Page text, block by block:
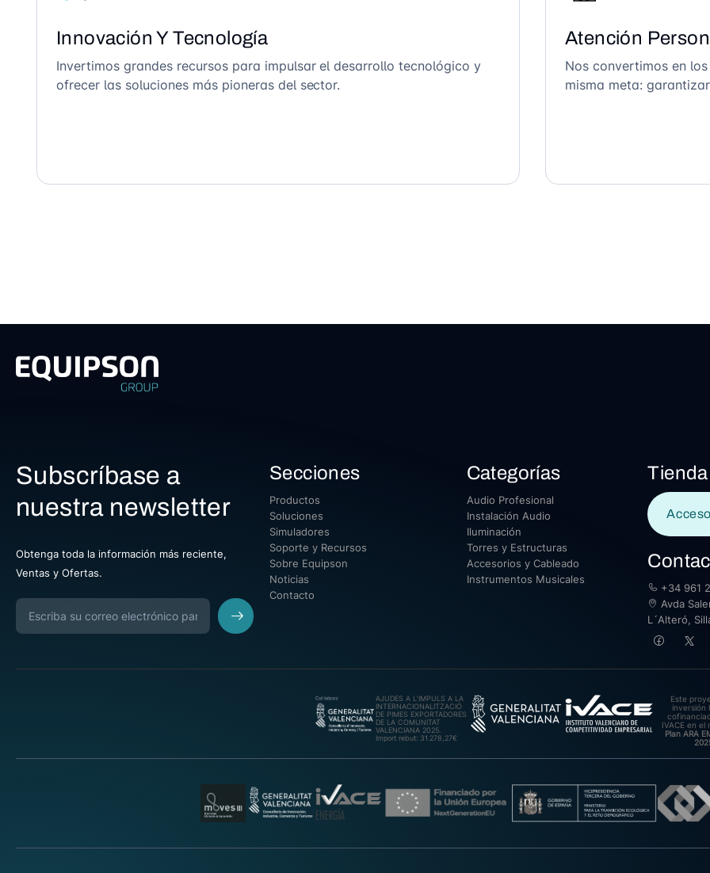
Innovación Y Tecnología
Invertimos grandes recursos para impulsar el desarrollo tecnológico y
ofrecer las soluciones más pioneras del sector.
Atención
Nos convertimos en
misma meta:
Subscríbase a
nuestra newsletter
Obtenga toda la información más reciente,
Ventas y Ofertas.
Secciones
Productos
Soluciones
Simuladores
Soporte y Recursos
Sobre Equipson
Noticias
Contacto
Categorías
Audio Profesional
Instalación Audio
Iluminación
Torres y Estructuras
Accesorios y Cableado
Instrumentos Musicales
Tienda
+34 961
Avda
L´Alteró,
AJUDES A L’IMPULS A LA
INTERNACIONALITZACIÓ
DE PIMES EXPORTADORES
DE LA COMUNITAT
VALENCIANA 2025.
Import rebut: 31.278,27€
Este
inversión
IVACE en el
Plan ARA